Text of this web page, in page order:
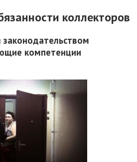
коллекторов
компетенции